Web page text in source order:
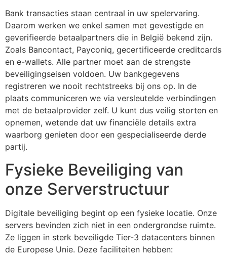
Bank transacties staan centraal in uw spelervaring.
Daarom werken we enkel samen met gevestigde en
geverifieerde betaalpartners die in België bekend zijn.
Zoals Bancontact, Payconiq, gecertificeerde creditcards
en e-wallets. Alle partner moet aan de strengste
beveiligingseisen voldoen. Uw bankgegevens
registreren we nooit rechtstreeks bij ons op. In de
plaats communiceren we via versleutelde verbindingen
met de betaalprovider zelf. U kunt dus veilig storten en
opnemen, wetende dat uw financiële details extra
waarborg genieten door een gespecialiseerde derde
partij.
Fysieke Beveiliging van
onze Serverstructuur
Digitale beveiliging begint op een fysieke locatie. Onze
servers bevinden zich niet in een ondergrondse ruimte.
Ze liggen in sterk beveiligde Tier-3 datacenters binnen
de Europese Unie. Deze faciliteiten hebben: